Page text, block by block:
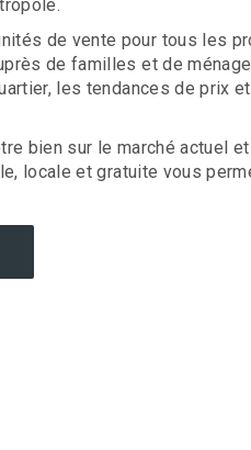
de vente pour tous les
de familles et de
les tendances de prix
bien sur le marché actuel
locale et gratuite vous